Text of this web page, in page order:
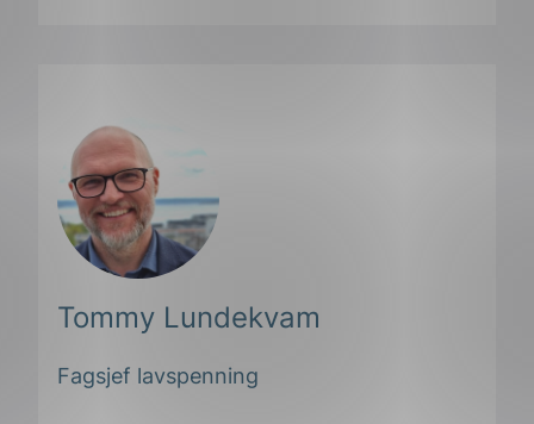
Tommy Lundekvam
Fagsjef lavspenning